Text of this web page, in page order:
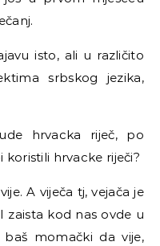
isto, ali u različito
srbskog jezika,
hrvacka riječ, po
koristili hrvacke riječi?
A viječa tj, vejača je
zaista kod nas ovde u
momački da vije,